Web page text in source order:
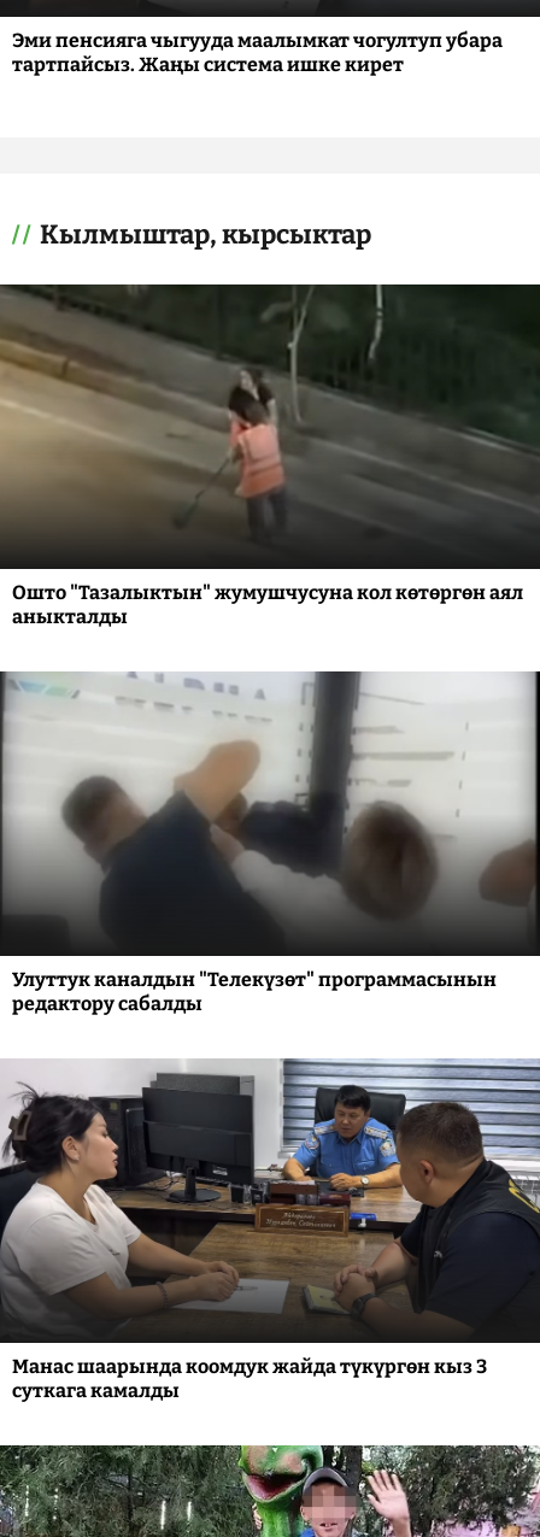
Эми пенсияга чыгууда маалымкат чогултуп убара
тартпайсыз. Жаңы система ишке кирет
Кылмыштар, кырсыктар
Ошто "Тазалыктын" жумушчусуна кол көтөргөн аял
аныкталды
Улуттук каналдын "Телекүзөт" программасынын
редактору сабалды
Манас шаарында коомдук жайда түкүргөн кыз 3
суткага камалды